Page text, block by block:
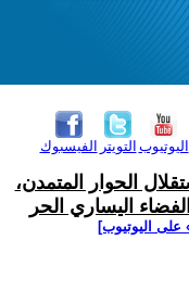
الفيسبوك التويتر اليوتيوب
الحوار المتمدن،
اليساري الحر
على اليوتيوب]